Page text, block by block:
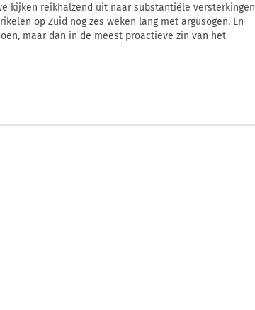
kijken reikhalzend uit naar substantiële versterkingen
op Zuid nog zes weken lang met argusogen. En
maar dan in de meest proactieve zin van het